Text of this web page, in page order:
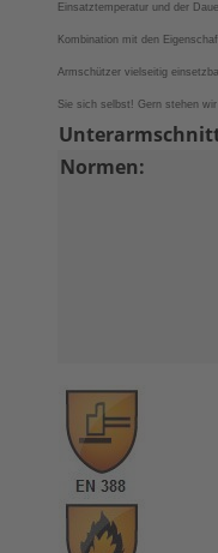
Einsatztemperatur und der
Kombination mit den
Armschützer vielseitig
Sie sich selbst! Gern stehen
Normen: